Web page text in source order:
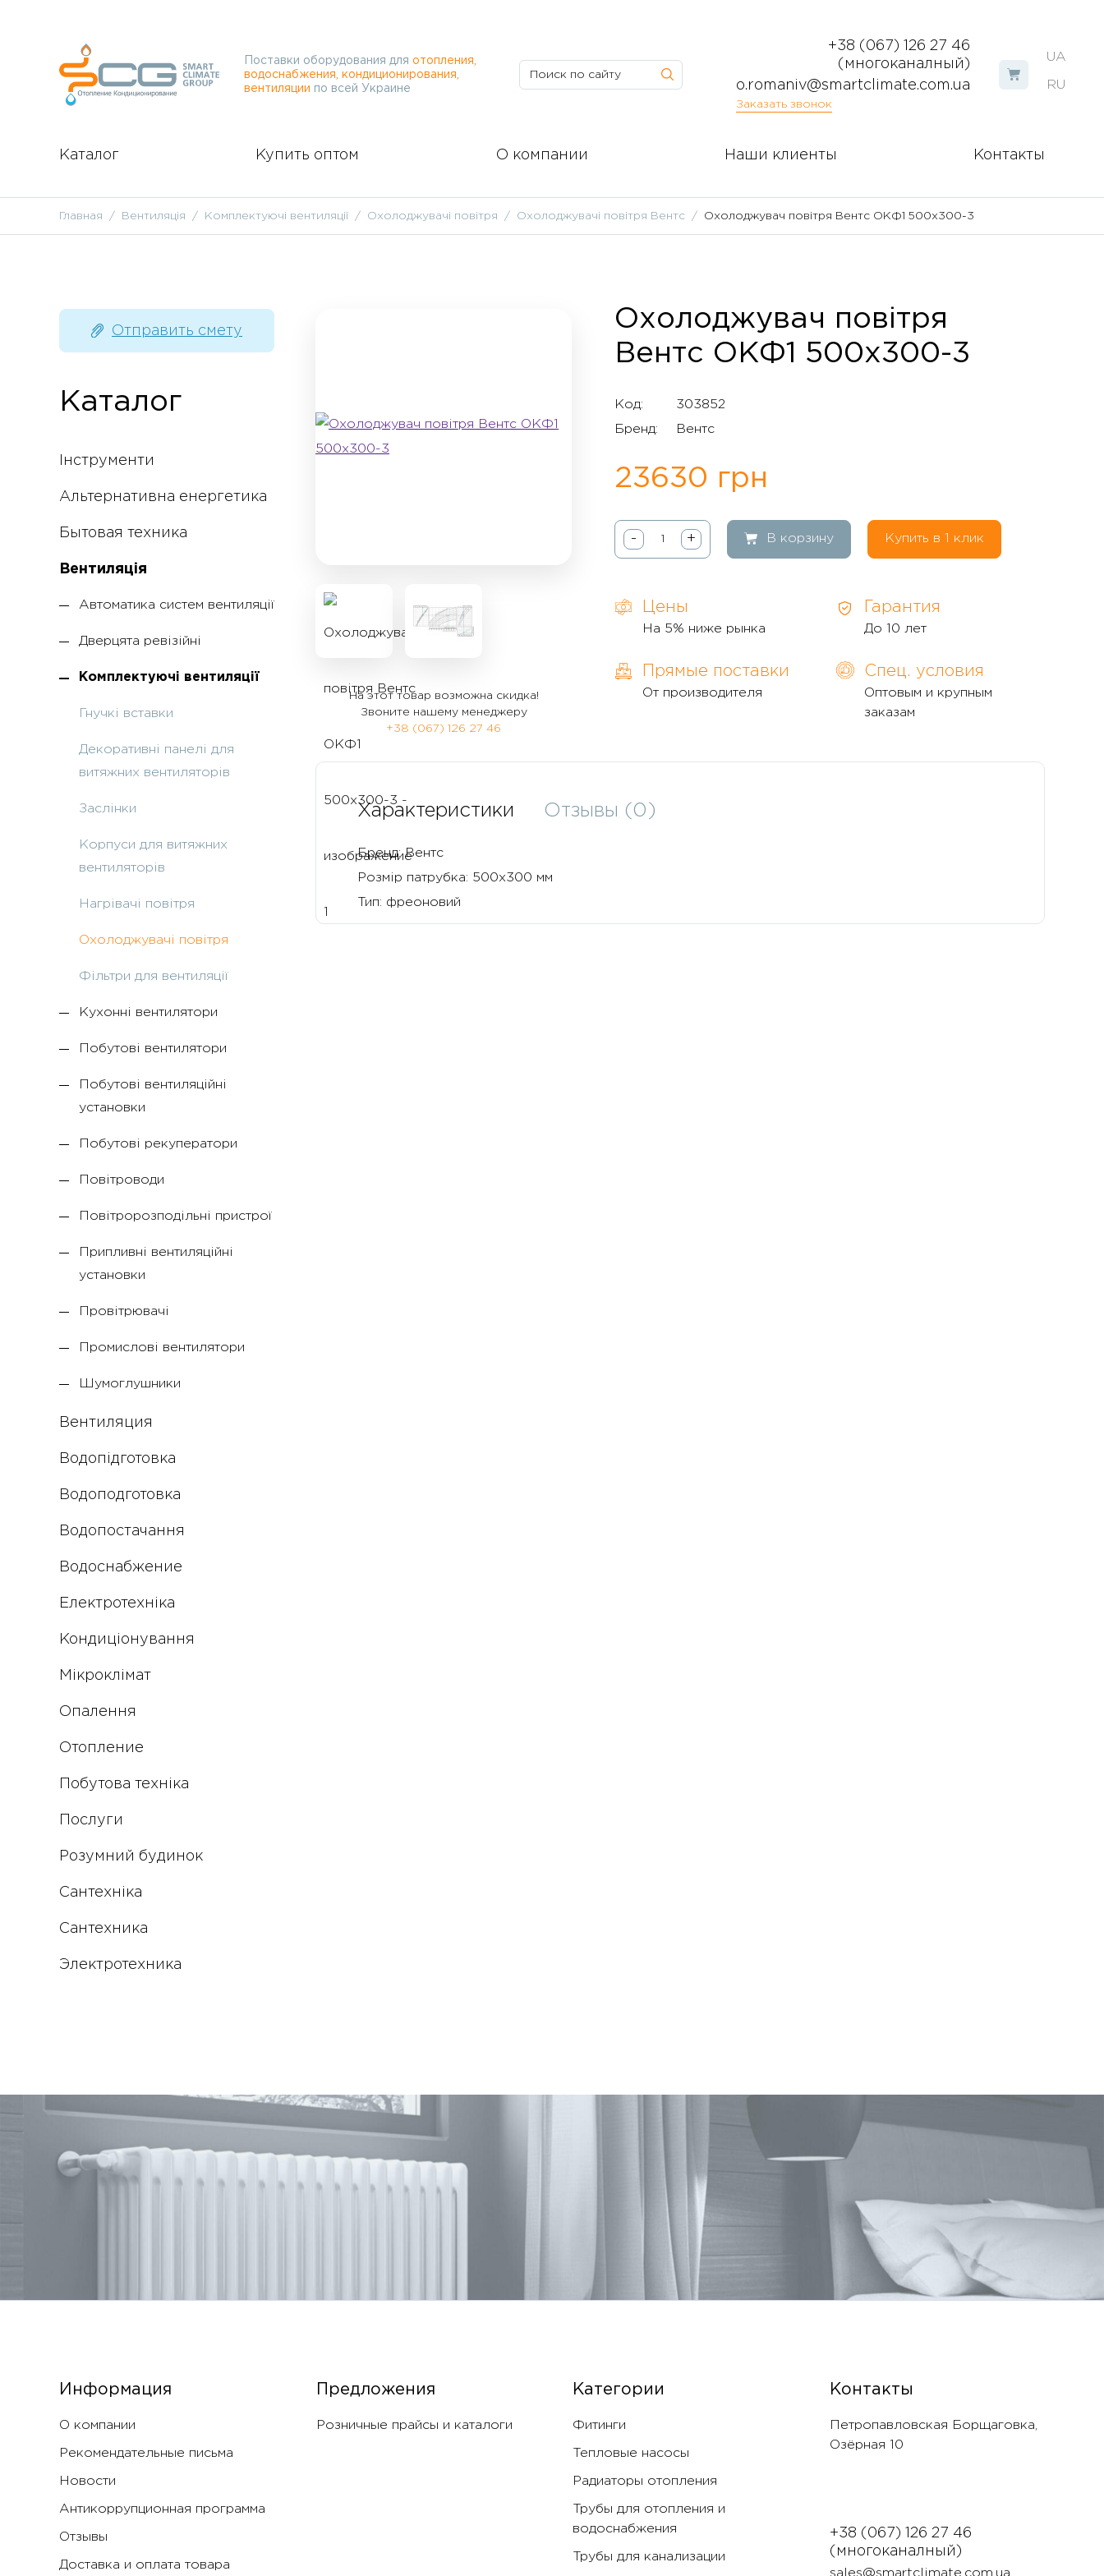
UA
RU
Поставки оборудования для отопления,
водоснабжения, кондиционирования,
вентиляции по всей Украине
+38 (067) 126 27 46
(многоканалный)
o.romaniv@smartclimate.com.ua
Заказать звонок
Каталог Купить оптом О компании Наши клиенты Контакты
Главная Вентиляція Комплектуючі вентиляції Охолоджувачі повітря Охолоджувачі повітря Вентс Охолоджувач повітря Вентс ОКФ1 500х300-3
Отправить смету
Каталог
Інструменти
Альтернативна енергетика
Бытовая техника
Вентиляція
Автоматика систем вентиляції
Дверцята ревізійні
Комплектуючі вентиляції
Гнучкі вставки
Декоративні панелі для
витяжних вентиляторів
Заслінки
Корпуси для витяжних
вентиляторів
Нагрівачі повітря
Охолоджувачі повітря
Фільтри для вентиляції
Кухонні вентилятори
Побутові вентилятори
Побутові вентиляційні
установки
Побутові рекуператори
Повітроводи
Повітророзподільні пристрої
Припливні вентиляційні
установки
Провітрювачі
Промислові вентилятори
Шумоглушники
Вентиляция
Водопідготовка
Водоподготовка
Водопостачання
Водоснабжение
Електротехніка
Кондиціонування
Мікроклімат
Опалення
Отопление
Побутова техніка
Послуги
Розумний будинок
Сантехніка
Сантехника
Электротехника
На этот товар возможна скидка!
Звоните нашему менеджеру
+38 (067) 126 27 46
Охолоджувач повітря
Вентс ОКФ1 500х300-3
Код:
303852
Бренд:
Вентс
23630 грн
- + В корзину Купить в 1 клик
Цены
На 5% ниже рынка
Гарантия
До 10 лет
Прямые поставки
От производителя
Спец. условия
Оптовым и крупным
заказам
Характеристики Отзывы (0)
Бренд: Вентс
Розмір патрубка: 500х300 мм
Тип: фреоновий
Информация
О компании
Рекомендательные письма
Новости
Антикоррупционная программа
Отзывы
Доставка и оплата товара
Предложения
Розничные прайсы и каталоги
Категории
Фитинги
Тепловые насосы
Радиаторы отопления
Трубы для отопления и
водоснабжения
Трубы для канализации
Контакты
Петропавловская Борщаговка,
Озëрная 10
+38 (067) 126 27 46
(многоканалный)
sales@smartclimate.com.ua